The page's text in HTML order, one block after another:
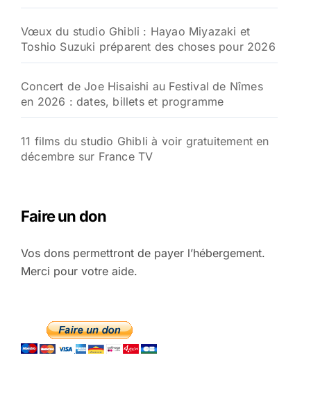
Vœux du studio Ghibli : Hayao Miyazaki et
Toshio Suzuki préparent des choses pour 2026
Concert de Joe Hisaishi au Festival de Nîmes
en 2026 : dates, billets et programme
11 films du studio Ghibli à voir gratuitement en
décembre sur France TV
Faire un don
Vos dons permettront de payer l’hébergement.
Merci pour votre aide.